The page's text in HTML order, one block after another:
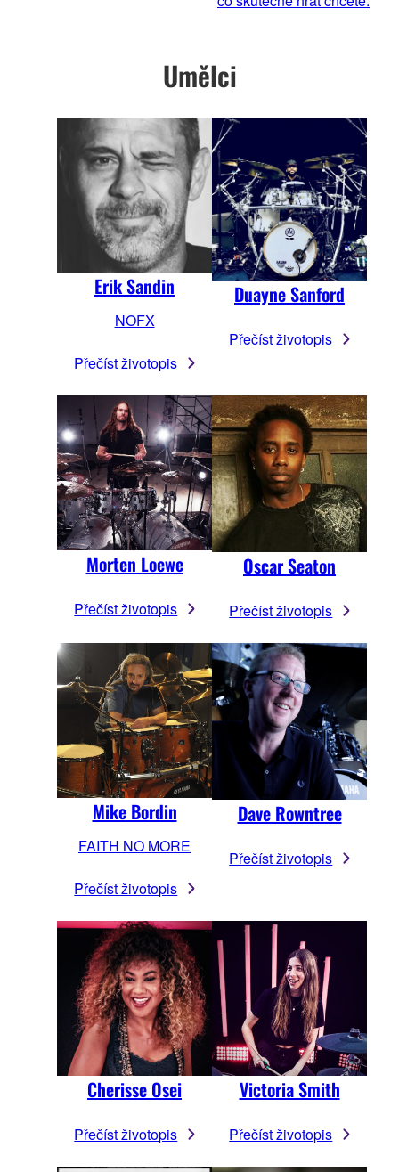
Umělci
Erik Sandin
NOFX
Přečíst životopis
Duayne Sanford
Přečíst životopis
Morten Loewe
Přečíst životopis
Oscar Seaton
Přečíst životopis
Mike Bordin
FAITH NO MORE
Přečíst životopis
Dave Rowntree
Přečíst životopis
Cherisse Osei
Přečíst životopis
Victoria Smith
Přečíst životopis